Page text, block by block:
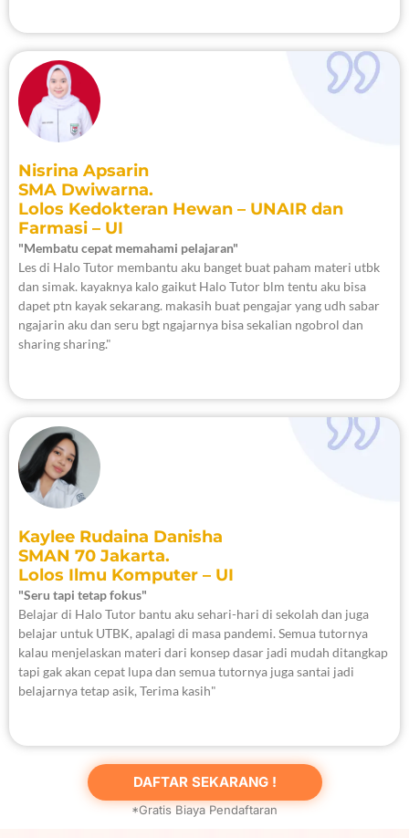
Nisrina Apsarin
SMA Dwiwarna.
Lolos Kedokteran Hewan – UNAIR dan
Farmasi – UI
"Membatu cepat memahami pelajaran"
Les di Halo Tutor membantu aku banget buat paham materi utbk
dan simak. kayaknya kalo gaikut Halo Tutor blm tentu aku bisa
dapet ptn kayak sekarang. makasih buat pengajar yang udh sabar
ngajarin aku dan seru bgt ngajarnya bisa sekalian ngobrol dan
sharing sharing."
Kaylee Rudaina Danisha
SMAN 70 Jakarta.
Lolos Ilmu Komputer – UI
"Seru tapi tetap fokus"
Belajar di Halo Tutor bantu aku sehari-hari di sekolah dan juga
belajar untuk UTBK, apalagi di masa pandemi. Semua tutornya
kalau menjelaskan materi dari konsep dasar jadi mudah ditangkap
tapi gak akan cepat lupa dan semua tutornya juga santai jadi
belajarnya tetap asik, Terima kasih"
DAFTAR SEKARANG !
*Gratis Biaya Pendaftaran